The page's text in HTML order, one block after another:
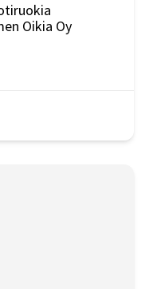
Oikia Oy